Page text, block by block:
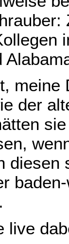
meine
der
diesen
live